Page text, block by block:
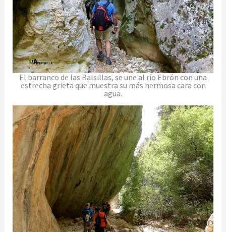
El barranco de las Balsillas, se une al río Ebrón con una
estrecha grieta que muestra su más hermosa cara con
agua.